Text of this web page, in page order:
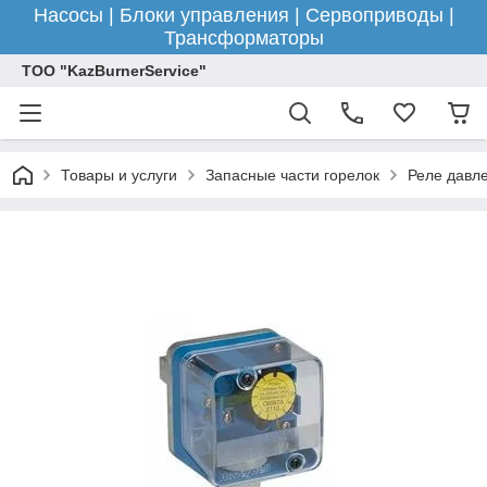
Насосы | Блоки управления | Сервоприводы |
Трансформаторы
ТОО "KazBurnerService"
Товары и услуги Запасные части горелок Реле